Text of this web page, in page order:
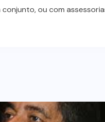
ou com